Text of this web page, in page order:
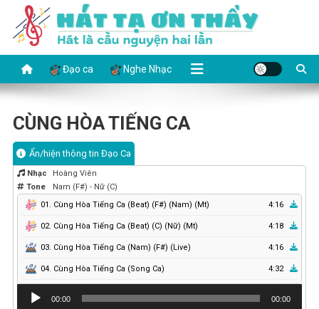
content
HÁT TẠ ƠN THẦY
Hát là cầu nguyện hai lần
Đạo ca
Nghe Nhạc
CÙNG HÒA TIẾNG CA
Ẩn/hiện thông tin Đạo Ca
Nhạc
Hoàng Viên
Tone
Nam (F#) - Nữ (C)
01. Cùng Hòa Tiếng Ca (Beat) (F#) (Nam) (Mt)
4:16
02. Cùng Hòa Tiếng Ca (Beat) (C) (Nữ) (Mt) 4:18
03. Cùng Hòa Tiếng Ca (Nam) (F#) (Live) 4:16
04. Cùng Hòa Tiếng Ca (Song Ca) 4:32
Audio
Player
00:00 00:00